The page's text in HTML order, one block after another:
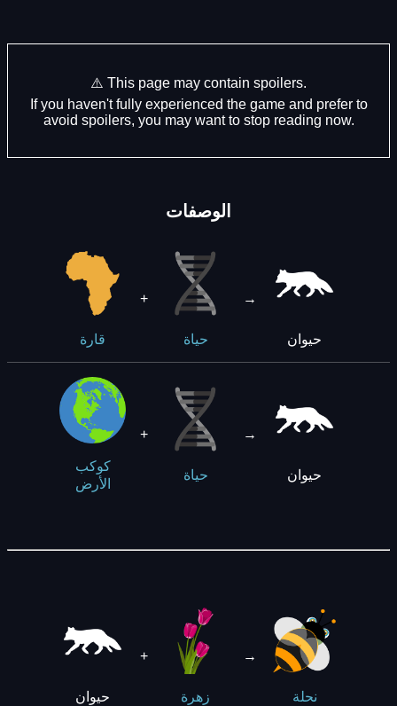
⚠️ This page may contain spoilers.
If you haven't fully experienced the game and prefer to
avoid spoilers, you may want to stop reading now.
الوصفات
قارة
+
حياة
→
حيوان
كوكب
الأرض
+
حياة
→
حيوان
حيوان
+
زهرة
→
نحلة